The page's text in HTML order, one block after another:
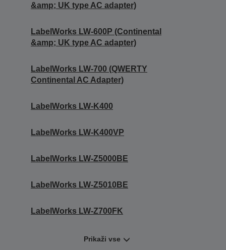
&amp; UK type AC adapter)
LabelWorks LW-600P (Continental
&amp; UK type AC adapter)
LabelWorks LW-700 (QWERTY
Continental AC Adapter)
LabelWorks LW-K400
LabelWorks LW-K400VP
LabelWorks LW-Z5000BE
LabelWorks LW-Z5010BE
LabelWorks LW-Z700FK
Prikaži vse